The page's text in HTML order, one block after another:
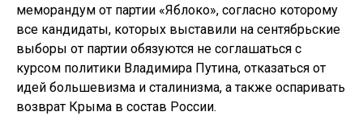
меморандум от партии «Яблоко», согласно которому
все кандидаты, которых выставили на сентябрьские
выборы от партии обязуются не соглашаться с
курсом политики Владимира Путина, отказаться от
идей большевизма и сталинизма, а также оспаривать
возврат Крыма в состав России.